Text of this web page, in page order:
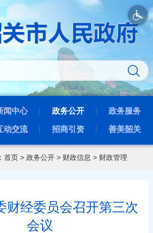
闻中心 政务公开 政务服务
动交流 招商引资 善美韶关
首页> 政务公开> 财政信息 > 财政管理
财经委员会召开第三次
会议